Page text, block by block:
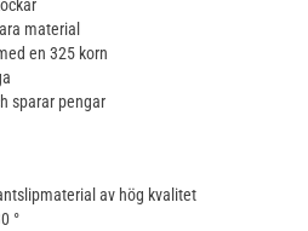
material
en 325 korn
sparar pengar
av hög kvalitet
°